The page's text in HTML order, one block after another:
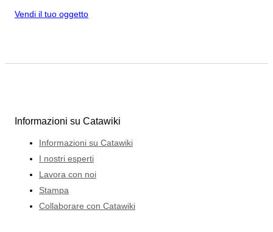
Vendi il tuo oggetto
Informazioni su Catawiki
Informazioni su Catawiki
I nostri esperti
Lavora con noi
Stampa
Collaborare con Catawiki